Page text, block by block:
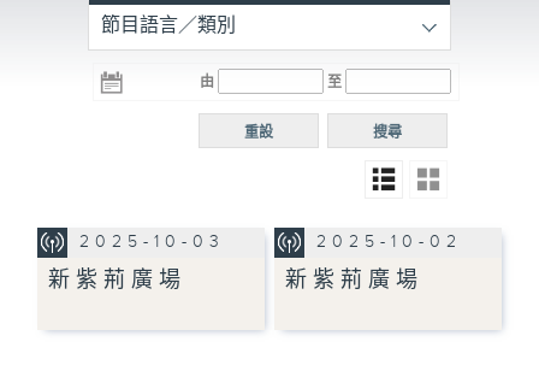
R3
電台 電台
R5
電台
普通
節目語言／類別
由 至
搜尋
重設
2025-10-03
新紫荊廣場
2025-10-02
新紫荊廣場